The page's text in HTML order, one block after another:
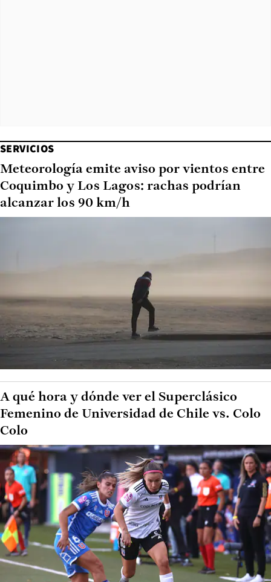
SERVICIOS
Meteorología emite aviso por vientos entre
Coquimbo y Los Lagos: rachas podrían
alcanzar los 90 km/h
A qué hora y dónde ver el Superclásico
Femenino de Universidad de Chile vs. Colo
Colo